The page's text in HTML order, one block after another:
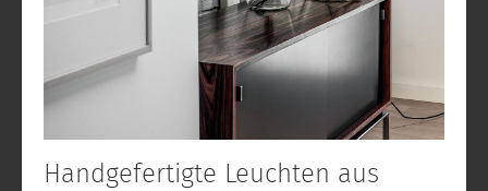
Handgefertigte Leuchten aus